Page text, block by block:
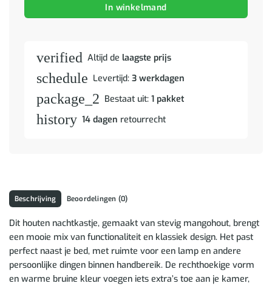
In winkelmand
verified Altijd de laagste prijs
schedule Levertijd: 3 werkdagen
package_2 Bestaat uit: 1 pakket
history 14 dagen retourrecht
Beschrijving Beoordelingen (0)
Dit houten nachtkastje, gemaakt van stevig mangohout, brengt
een mooie mix van functionaliteit en klassiek design. Het past
perfect naast je bed, met ruimte voor een lamp en andere
persoonlijke dingen binnen handbereik. De rechthoekige vorm
en warme bruine kleur voegen iets extra’s toe aan je kamer,